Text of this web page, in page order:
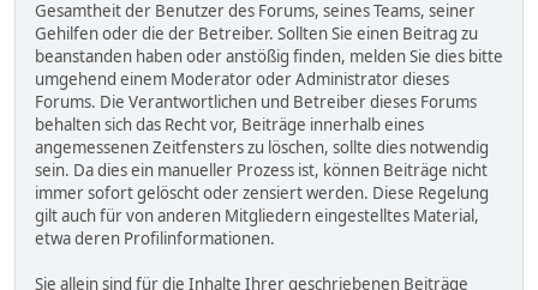
Gesamtheit der Benutzer des Forums, seines Teams, seiner
Gehilfen oder die der Betreiber. Sollten Sie einen Beitrag zu
beanstanden haben oder anstößig finden, melden Sie dies bitte
umgehend einem Moderator oder Administrator dieses
Forums. Die Verantwortlichen und Betreiber dieses Forums
behalten sich das Recht vor, Beiträge innerhalb eines
angemessenen Zeitfensters zu löschen, sollte dies notwendig
sein. Da dies ein manueller Prozess ist, können Beiträge nicht
immer sofort gelöscht oder zensiert werden. Diese Regelung
gilt auch für von anderen Mitgliedern eingestelltes Material,
etwa deren Profilinformationen.
Sie allein sind für die Inhalte Ihrer geschriebenen Beiträge